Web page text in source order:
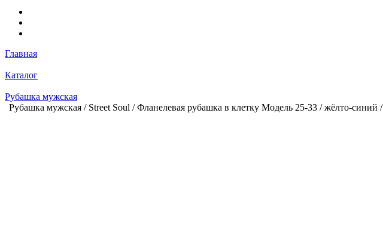
Главная
Каталог
Рубашка мужская
Рубашка мужская / Street Soul / Фланелевая рубашка в клетку Модель 25-33 / жёлто-синий /